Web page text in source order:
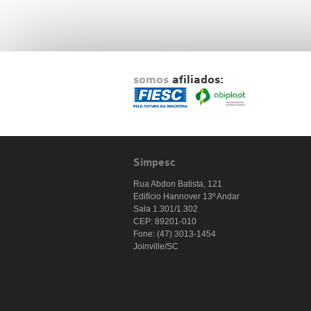
somos afiliados:
Simpesc
Rua Abdon Batista, 121
Edifício Hannover 13º Andar
Sala 1.301/1.302
CEP: 89201-010
Fone: (47) 3013-1454
Joinville/SC